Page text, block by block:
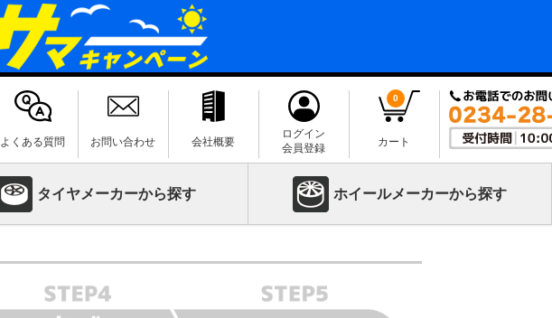
よくある質問 お問い合わせ 会社概要
ログイン
会員登録
0
カート
タイヤメーカーから探す ホイールメーカーから探す